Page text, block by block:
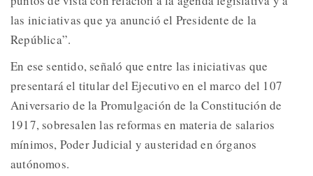
las iniciativas que ya anunció el Presidente de la
República”.
En ese sentido, señaló que entre las iniciativas que
presentará el titular del Ejecutivo en el marco del 107
Aniversario de la Promulgación de la Constitución de
1917, sobresalen las reformas en materia de salarios
mínimos, Poder Judicial y austeridad en órganos
autónomos.